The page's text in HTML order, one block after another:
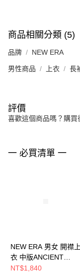
商品相關分類 (5)
品牌 NEW ERA
男性商品 上衣 長
評價
喜歡這個商品嗎？購買
一 必買清單 一
NEW ERA 男女 開襟上
衣 中版ANCIENT
CULTURE 匹茲堡海盜
NT$1,840